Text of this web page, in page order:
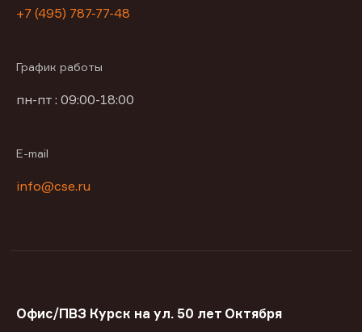
+7 (495) 787-77-48
График работы
пн-пт : 09:00-18:00
E-mail
info@cse.ru
Офис/ПВЗ Курск на ул. 50 лет Октября